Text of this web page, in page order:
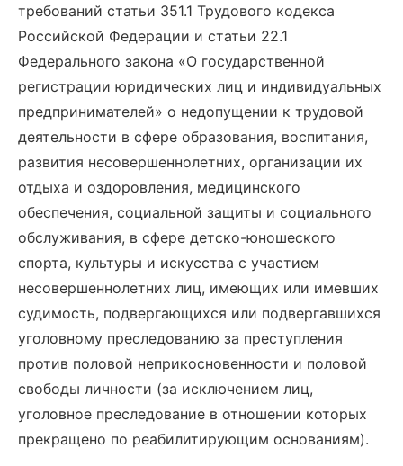
требований статьи 351.1 Трудового кодекса
Российской Федерации и статьи 22.1
Федерального закона «О государственной
регистрации юридических лиц и индивидуальных
предпринимателей» о недопущении к трудовой
деятельности в сфере образования, воспитания,
развития несовершеннолетних, организации их
отдыха и оздоровления, медицинского
обеспечения, социальной защиты и социального
обслуживания, в сфере детско-юношеского
спорта, культуры и искусства с участием
несовершеннолетних лиц, имеющих или имевших
судимость, подвергающихся или подвергавшихся
уголовному преследованию за преступления
против половой неприкосновенности и половой
свободы личности (за исключением лиц,
уголовное преследование в отношении которых
прекращено по реабилитирующим основаниям).